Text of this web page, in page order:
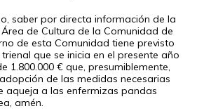
saber por directa información de la
de Cultura de la Comunidad de
de esta Comunidad tiene previsto
que se inicia en el presente año
1.800.000 € que, presumiblemente,
de las medidas necesarias
aqueja a las enfermizas pandas
amén.